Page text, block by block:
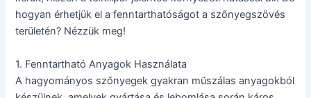
hogyan érhetjük el a fenntarthatóságot a szőnyegszövés
területén? Nézzük meg!
1. Fenntartható Anyagok Használata
A hagyományos szőnyegek gyakran műszálas anyagokból